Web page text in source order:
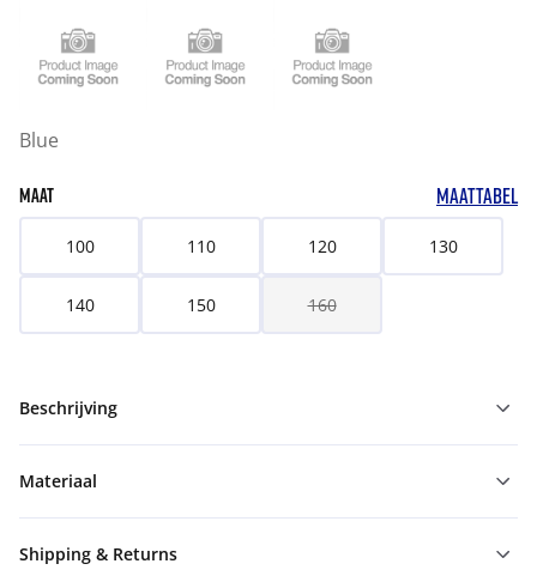
Blue
MAAT MAATTABEL
100 110 120 130
140 150 160
Beschrijving
Materiaal
Shipping & Returns